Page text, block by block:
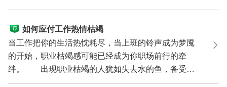
类生产设备...
如何应付工作热情枯竭
当工作把你的生活热忱耗尽，当上班的铃声成为梦魇
的开始，职业枯竭感可能已经成为你职场前行的牵
绊。 出现职业枯竭的人犹如失去水的鱼，备受窒
息的痛苦。...